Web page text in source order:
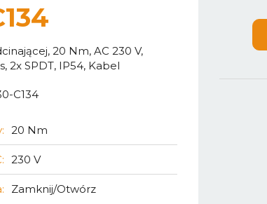
20 Nm, AC 230 V,
2x SPDT, IP54, Kabel
C134
20 Nm
230 V
Zamknij/Otwórz